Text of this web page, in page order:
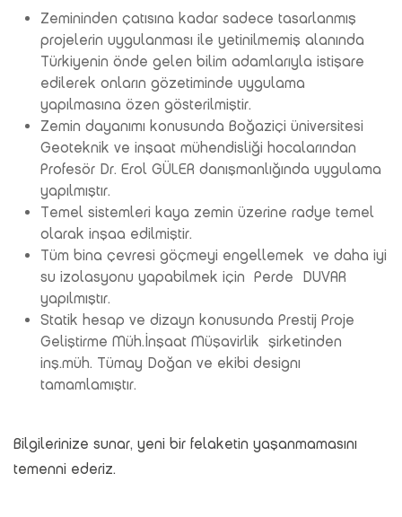
Zemininden çatısına kadar sadece tasarlanmış
projelerin uygulanması ile yetinilmemiş alanında
Türkiyenin önde gelen bilim adamlarıyla istişare
edilerek onların gözetiminde uygulama
yapılmasına özen gösterilmiştir.
Zemin dayanımı konusunda Boğaziçi üniversitesi
Geoteknik ve inşaat mühendisliği hocalarından
Profesör Dr. Erol GÜLER danışmanlığında uygulama
yapılmıştır.
Temel sistemleri kaya zemin üzerine radye temel
olarak inşaa edilmiştir.
Tüm bina çevresi göçmeyi engellemek ve daha iyi
su izolasyonu yapabilmek için Perde DUVAR
yapılmıştır.
Statik hesap ve dizayn konusunda Prestij Proje
Geliştirme Müh.İnşaat Müşavirlik şirketinden
inş.müh. Tümay Doğan ve ekibi designı
tamamlamıştır.
Bilgilerinize sunar, yeni bir felaketin yaşanmamasını
temenni ederiz.